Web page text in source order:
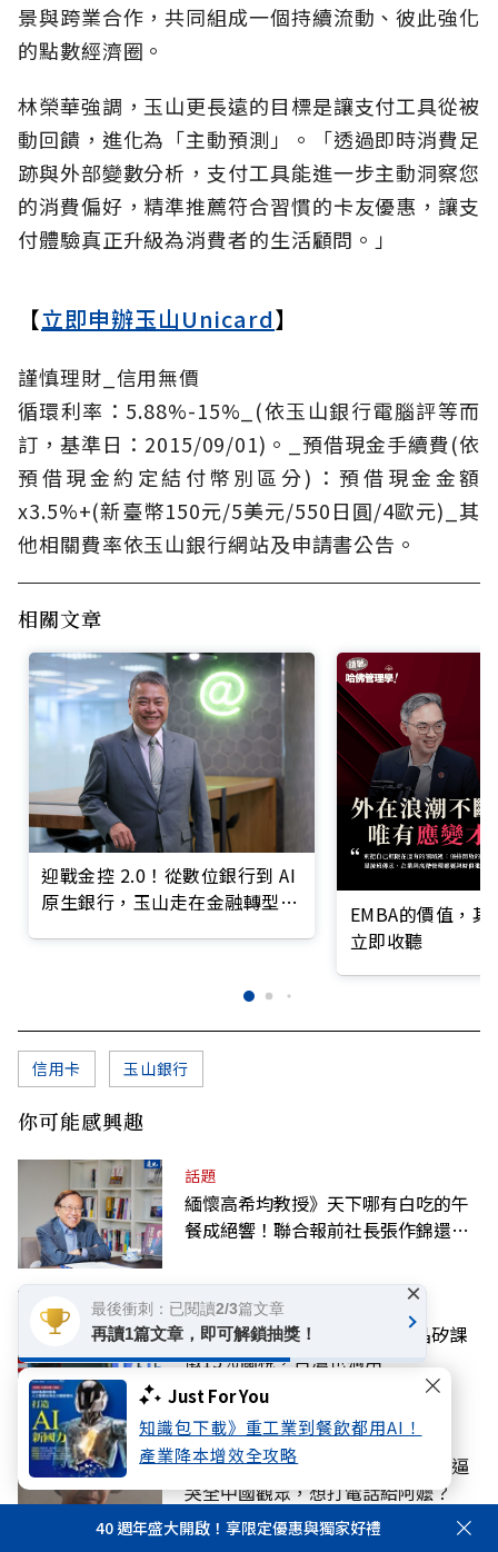
Just For You
知識包下載》重工業到餐飲都用AI！
產業降本增效全攻略
景與跨業合作，共同組成一個持續流動、彼此強化
的點數經濟圈。
林榮華強調，玉山更長遠的目標是讓支付工具從被
動回饋，進化為「主動預測」。「透過即時消費足
跡與外部變數分析，支付工具能進一步主動洞察您
的消費偏好，精準推薦符合習慣的卡友優惠，讓支
付體驗真正升級為消費者的生活顧問。」
【立即申辦玉山Unicard】
謹慎理財_信用無價
循環利率：5.88%-15%_(依玉山銀行電腦評等而
訂，基準日：2015/09/01)。_預借現金手續費(依
預借現金約定結付幣別區分)：預借現金金額
x3.5%+(新臺幣150元/5美元/550日圓/4歐元)_其
他相關費率依玉山銀行網站及申請書公告。
相關文章
迎戰金控 2.0！從數位銀行到 AI
原生銀行，玉山走在金融轉型最
EMBA的價值，
立即收聽
信用卡 玉山銀行
你可能感興趣
話題
緬懷高希均教授》天下哪有白吃的午
餐成絕響！聯合報前社長張作錦還原
國際
川普對AI關鍵原料下重手！多晶矽課
徵15％關稅，台灣也適用
好享生活
小品電影《給阿嬤的情書》，如何逼
哭全中國觀眾，想打電話給阿嬤？
40 週年盛大開啟！享限定優惠與獨家好禮
最後衝刺：已閱讀2/3篇文章
再讀1篇文章，即可解鎖抽獎！
×